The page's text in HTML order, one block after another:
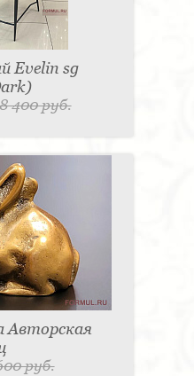
Evelin sg
400 руб.
руб.